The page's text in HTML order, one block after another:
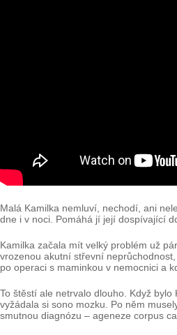
Malá Kamilka nemluví, nechodí, ani
dne i v noci. Pomáhá jí její dospívající
Kamilka začala mít velký problém už
vrozenou akutní střevní
po operaci s maminkou v nemocnici a
To štěstí ale netrvalo dlouho. Když
vyžádala si sono mozku. Po něm
smutnou diagnózu – ageneze corpus